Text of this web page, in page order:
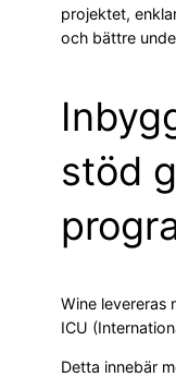
projektet,
och bättre
stöd
Wine levereras
ICU
Detta innebär